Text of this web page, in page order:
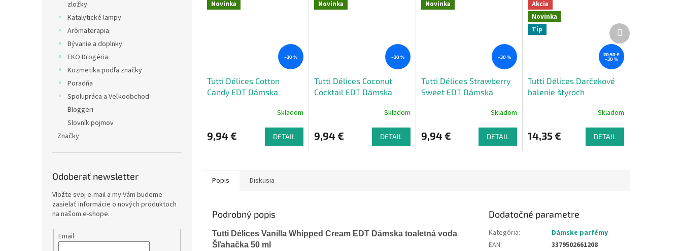
zložky
Katalytické lampy
Arómaterapia
Bývanie a doplnky
EKO Drogéria
Kozmetika podľa značky
Poradňa
Spolupráca a Veľkoobchod
Bloggeri
Slovník pojmov
Značky
Odoberať newsletter
Vložte svoj e-mail a my Vám budeme
zasielať informácie o nových produktoch
na našom e-shope.
Email
Novinka
–30 %
Tutti Délices Cotton
Candy EDT Dámska
Skladom
9,94 € DETAIL
Novinka
–30 %
Tutti Délices Coconut
Cocktail EDT Dámska
Skladom
9,94 € DETAIL
Novinka
–30 %
Tutti Délices Strawberry
Sweet EDT Dámska
Skladom
9,94 € DETAIL
Akcia
Novinka
Tip
20,50 €
–30 %
Tutti Délices Darčekové
balenie štyroch
Skladom
14,35 € DETAIL
Ďalší
produkt
Popis Diskusia
Podrobný popis
Tutti Délices Vanilla Whipped Cream EDT Dámska toaletná voda
Šľahačka 50 ml
Dodatočné parametre
Kategória:
Dámske parfémy
EAN:
3379502661208